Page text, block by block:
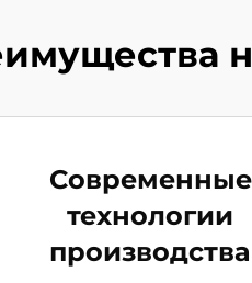
Современные
технологии
производства